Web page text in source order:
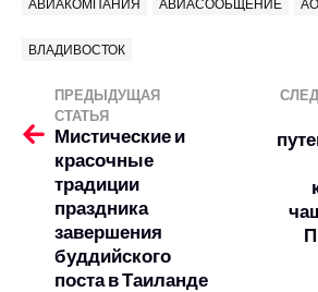
АВИАКОМПАНИЯ АВИАСООБЩЕНИЕ
ВЛАДИВОСТОК
ПРЕДЫДУЩАЯ
СТАТЬЯ
Мистические и
красочные
традиции
праздника
завершения
буддийского
поста в Таиланде